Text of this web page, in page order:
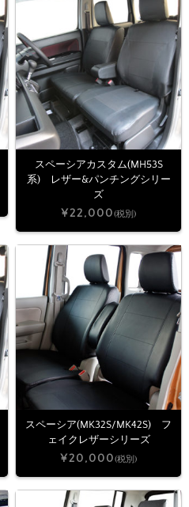
スペーシアカスタム(MH53S
系) レザー&パンチングシリー
ズ
¥22,000(税別)
スペーシア(MK32S/MK42S) フ
ェイクレザーシリーズ
¥20,000(税別)